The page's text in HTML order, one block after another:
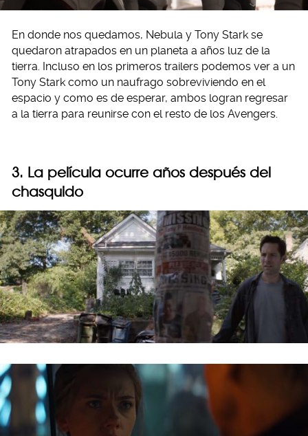
En donde nos quedamos, Nebula y Tony Stark se
quedaron atrapados en un planeta a años luz de la
tierra. Incluso en los primeros trailers podemos ver a un
Tony Stark como un naufrago sobreviviendo en el
espacio y como es de esperar, ambos logran regresar
a la tierra para reunirse con el resto de los Avengers.
3. La película ocurre años después del
chasquido